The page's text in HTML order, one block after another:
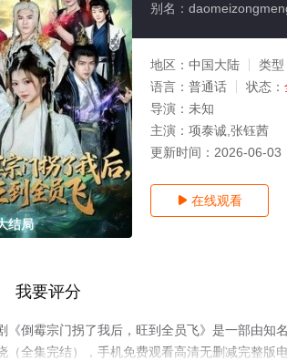
结局
别名：
地区： 中国大陆 类型
语言： 普通话 状态：
导演： 未知
主演： 项泰诚,张钰茜
更新时间： 2026-06-03
 在线观看
我要评分
《倒霉宗门拐了我后，旺到全员飞》是一部由知
（全集完结），手机免费观看高清无删减完整